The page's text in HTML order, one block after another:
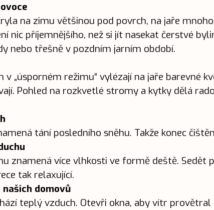
na zimu většinou pod povrch, na jaře
nic příjemnějšího, než si jít nasekat čerstvé
nebo třešně v pozdním jarním období.
v „úsporném režimu“ vylézají na jaře barevné
Pohled na rozkvetlé stromy a kytky dělá
tání posledního sněhu. Takže konec
znamená více vlhkosti ve formě deště. Sedět
tak relaxující.
našich domovů
teplý vzduch. Otevři okna, aby vítr provětral